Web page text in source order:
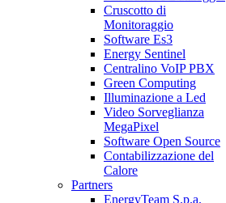
Cruscotto di
Monitoraggio
Software Es3
Energy Sentinel
Centralino VoIP PBX
Green Computing
Illuminazione a Led
Video Sorveglianza
MegaPixel
Software Open Source
Contabilizzazione del
Calore
Partners
EnergyTeam S.p.a.